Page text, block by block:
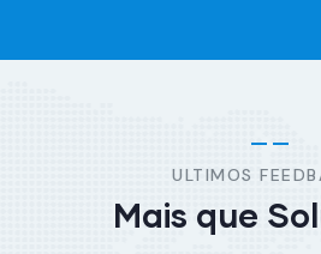
ULTIMOS
Mais que